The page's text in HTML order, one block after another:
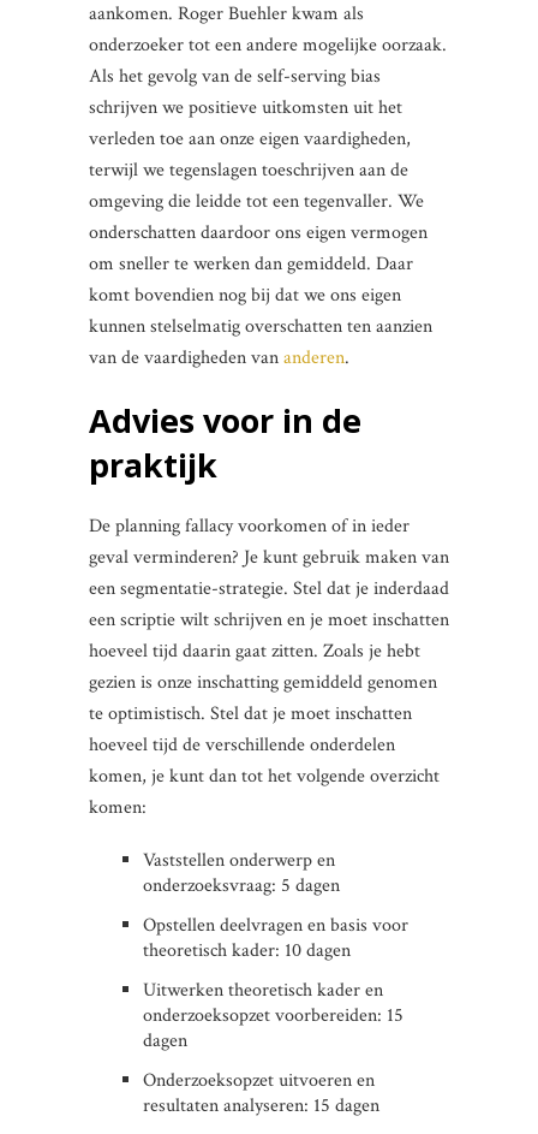
aankomen. Roger Buehler kwam als
onderzoeker tot een andere mogelijke oorzaak.
Als het gevolg van de self-serving bias
schrijven we positieve uitkomsten uit het
verleden toe aan onze eigen vaardigheden,
terwijl we tegenslagen toeschrijven aan de
omgeving die leidde tot een tegenvaller. We
onderschatten daardoor ons eigen vermogen
om sneller te werken dan gemiddeld. Daar
komt bovendien nog bij dat we ons eigen
kunnen stelselmatig overschatten ten aanzien
van de vaardigheden vananderen.
Advies voor in de
praktijk
De planning fallacy voorkomen of in ieder
geval verminderen? Je kunt gebruik maken van
een segmentatie-strategie. Stel dat je inderdaad
een scriptie wilt schrijven en je moet inschatten
hoeveel tijd daarin gaat zitten. Zoals je hebt
gezien is onze inschatting gemiddeld genomen
te optimistisch. Stel dat je moet inschatten
hoeveel tijd de verschillende onderdelen
komen, je kunt dan tot het volgende overzicht
komen:
Vaststellen onderwerp en
onderzoeksvraag: 5 dagen
Opstellen deelvragen en basis voor
theoretisch kader: 10 dagen
Uitwerken theoretisch kader en
onderzoeksopzet voorbereiden: 15
dagen
Onderzoeksopzet uitvoeren en
resultaten analyseren: 15 dagen